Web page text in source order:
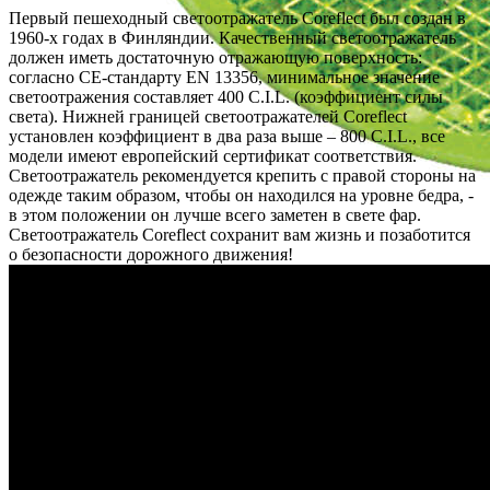
Первый пешеходный светоотражатель Coreflect был создан в
1960-х годах в Финляндии. Качественный светоотражатель
должен иметь достаточную отражающую поверхность:
согласно CE-стандарту EN 13356, минимальное значение
светоотражения составляет 400 C.I.L. (коэффициент силы
света). Нижней границей светоотражателей Coreflect
установлен коэффициент в два раза выше – 800 C.I.L., все
модели имеют европейский сертификат соответствия.
Светоотражатель рекомендуется крепить с правой стороны на
одежде таким образом, чтобы он находился на уровне бедра, -
в этом положении он лучше всего заметен в свете фар.
Светоотражатель Coreflect сохранит вам жизнь и позаботится
о безопасности дорожного движения!